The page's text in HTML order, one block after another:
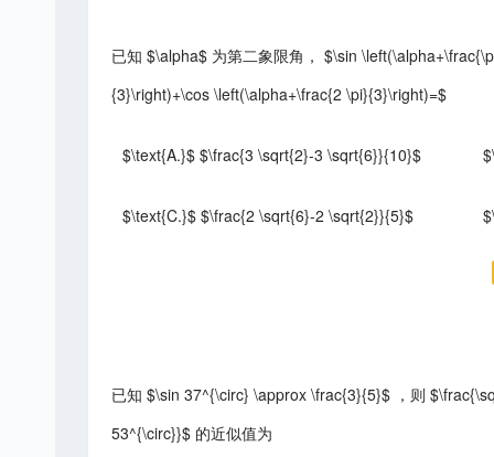
已知 $\alpha$ 为第二象限角， $\sin
{3}\right)+\cos \left(\alpha+\frac{2 \pi}{3}\right)=$
$\text{A.}$ $\frac{3 \sqrt{2}-3 \sqrt{6}}{10}$
$\text{C.}$ $\frac{2 \sqrt{6}-2 \sqrt{2}}{5}$
已知 $\sin 37^{\circ} \approx \frac{3}{5}$ ，则
53^{\circ}}$ 的近似值为